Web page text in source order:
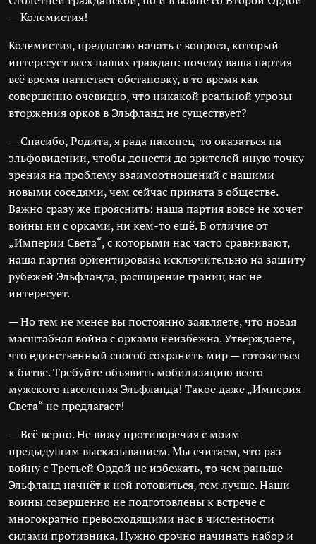
— Колемистия!
Колемистия, предлагаю начать с вопроса, который
интересует всех наших граждан: почему ваша партия
всё время нагнетает обстановку, в то время как
совершенно очевидно, что никакой реальной угрозы
вторжения орков в Эльфланд не существует?
— Спасибо, Родита, я рада наконец-то оказаться на
эльфовидении, чтобы донести до зрителей иную точку
зрения на проблему взаимоотношений с нашими
новыми соседями, чем сейчас принята в обществе.
Важно сразу же прояснить: наша партия вовсе не хочет
войны ни с орками, ни кем-то ещё. В отличие от
„Империи Света“, с которыми нас часто сравнивают,
наша партия ориентирована исключительно на защиту
рубежей Эльфланда, расширение границ нас не
интересует.
— Но тем не менее вы постоянно заявляете, что новая
масштабная война с орками неизбежна. Утверждаете,
что единственный способ сохранить мир — готовиться
к битве. Требуйте объявить мобилизацию всего
мужского населения Эльфланда! Такое даже „Империя
Света“ не предлагает!
— Всё верно. Не вижу противоречия с моим
предыдущим высказыванием. Мы считаем, что раз
войну с Третьей Ордой не избежать, то чем раньше
Эльфланд начнёт к ней готовиться, тем лучше. Наши
воины совершенно не подготовлены к встрече с
многократно превосходящими нас в численности
силами противника. Нужно срочно начинать набор и